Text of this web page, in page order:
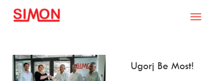
Toggle
Ugorj Be Most!